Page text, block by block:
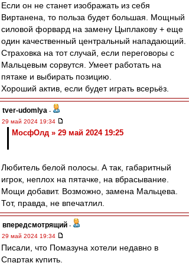
Если он не станет изображать из себя
Виртанена, то польза будет большая. Мощный
силовой форвард на замену Цыплакову + еще
один качественный центральный нападающий.
Страховка на тот случай, если переговоры с
Мальцевым сорвутся. Умеет работать на
пятаке и выбирать позицию.
Хороший актив, если будет играть всерьёз.
tver-udomlya -
29 май 2024 19:34
МосфОлд » 29 май 2024 19:25
Любитель белой полосы. А так, габаритный
игрок, неплох на пятачке, на вбрасывание.
Мощи добавит. Возможно, замена Мальцева.
Тот, правда, не впечатлил.
впередсмотрящий -
29 май 2024 19:34
Писали, что Помазуна хотели недавно в
Спартак купить.